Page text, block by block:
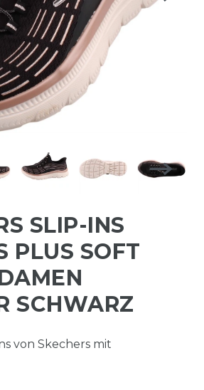
SLIP-INS
PLUS SOFT
SCHWARZ
von Skechers mit